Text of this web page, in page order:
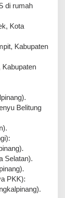
di rumah
Kota
Kabupaten
Kabupaten
Belitung
Selatan).
PKK):